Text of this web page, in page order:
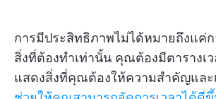
การมีประสิทธิภาพไม่ได้หมายถึงแค่ก
สิ่งที่ต้องทำเท่านั้น คุณต้องมีตารางเ
แสดงสิ่งที่คุณต้องให้ความสำคัญและ